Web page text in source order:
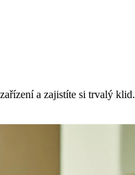
a zajistíte si trvalý klid.